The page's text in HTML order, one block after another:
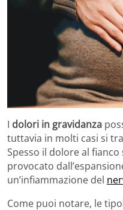
I dolori in gravidanza
tuttavia in molti casi si
Spesso il dolore al
provocato
un’infiammazione del
Come puoi notare, le